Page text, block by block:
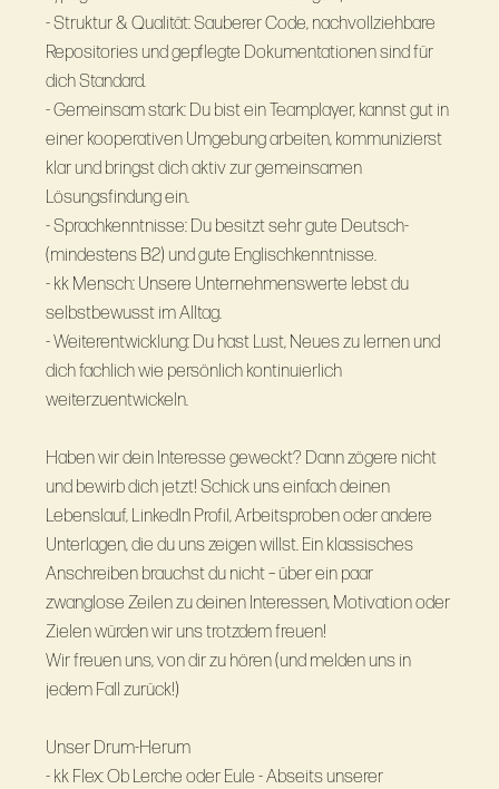
- Struktur & Qualität: Sauberer Code, nachvollziehbare
Repositories und gepflegte Dokumentationen sind für
dich Standard.
- Gemeinsam stark: Du bist ein Teamplayer, kannst gut in
einer kooperativen Umgebung arbeiten, kommunizierst
klar und bringst dich aktiv zur gemeinsamen
Lösungsfindung ein.
- Sprachkenntnisse: Du besitzt sehr gute Deutsch-
(mindestens B2) und gute Englischkenntnisse.
- kk Mensch: Unsere Unternehmenswerte lebst du
selbstbewusst im Alltag.
- Weiterentwicklung: Du hast Lust, Neues zu lernen und
dich fachlich wie persönlich kontinuierlich
weiterzuentwickeln.
Haben wir dein Interesse geweckt? Dann zögere nicht
und bewirb dich jetzt! Schick uns einfach deinen
Lebenslauf, LinkedIn Profil, Arbeitsproben oder andere
Unterlagen, die du uns zeigen willst. Ein klassisches
Anschreiben brauchst du nicht – über ein paar
zwanglose Zeilen zu deinen Interessen, Motivation oder
Zielen würden wir uns trotzdem freuen!
Wir freuen uns, von dir zu hören (und melden uns in
jedem Fall zurück!)
Unser Drum-Herum
- kk Flex: Ob Lerche oder Eule - Abseits unserer